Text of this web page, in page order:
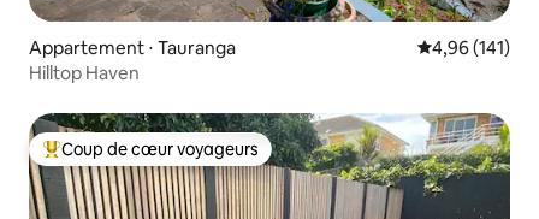
Appartement ⋅ Tauranga Évaluation
4,96 (141)
Hilltop Haven
Coups de cœur voyageurs les plus appréciés
Coup de cœur voyageurs